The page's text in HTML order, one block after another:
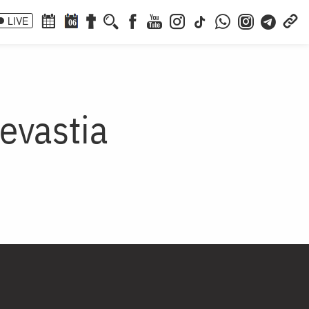
LIVE 06